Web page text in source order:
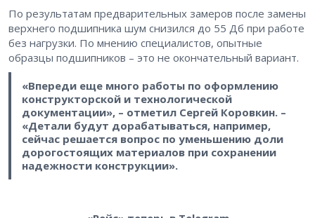
По результатам предварительных замеров после замены
верхнего подшипника шум снизился до 55 Дб при работе
без нагрузки. По мнению специалистов, опытные
образцы подшипников – это не окончательный вариант.
«Впереди еще много работы по оформлению
конструкторской и технологической
документации», – отметил Сергей Коровкин. –
«Детали будут дорабатываться, например,
сейчас решается вопрос по уменьшению доли
дорогостоящих материалов при сохранении
надежности конструкции».